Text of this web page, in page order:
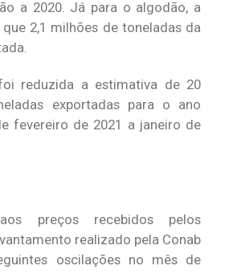
a 2020. Já para o algodão, a
2,1 milhões de toneladas da
reduzida a estimativa de 20
exportadas para o ano
fevereiro de 2021 a janeiro de
preços recebidos pelos
realizado pela Conab
oscilações no mês de